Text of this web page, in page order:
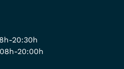
20:30h
20:00h